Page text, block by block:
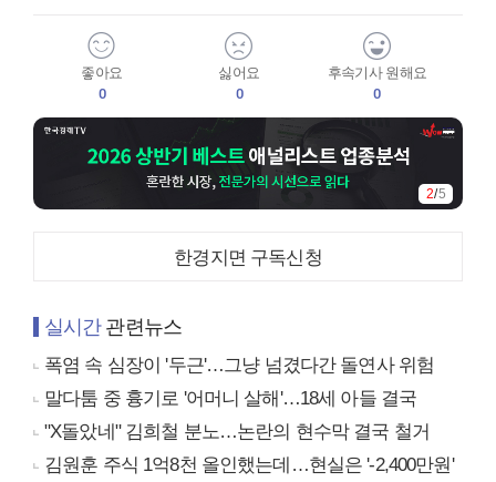
좋아요
0
싫어요
0
후속기사 원해요
0
2/5
한경지면 구독신청
실시간관련뉴스
폭염 속 심장이 '두근'…그냥 넘겼다간 돌연사 위험
말다툼 중 흉기로 '어머니 살해'…18세 아들 결국
"X돌았네" 김희철 분노…논란의 현수막 결국 철거
김원훈 주식 1억8천 올인했는데…현실은 '-2,400만원'